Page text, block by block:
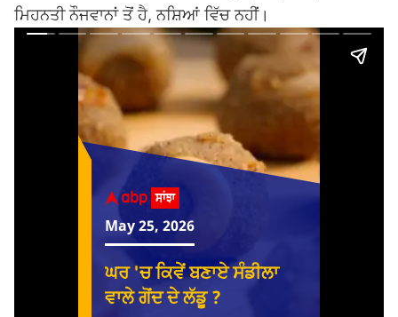
ਮਿਹਨਤੀ ਨੌਜਵਾਨਾਂ ਤੋਂ ਹੈ, ਨਸ਼ਿਆਂ ਵਿੱਚ ਨਹੀਂ।